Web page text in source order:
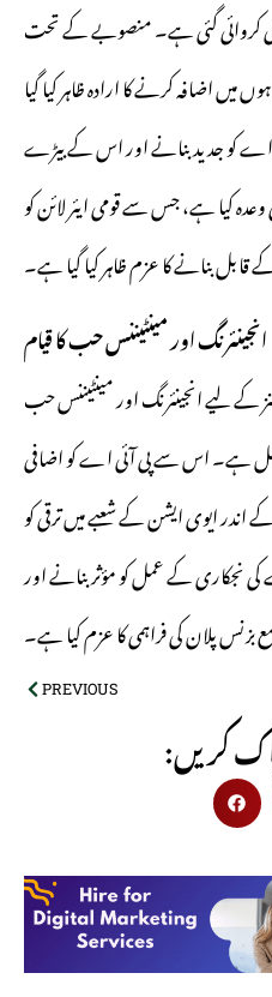
بھی کروائی گئی ہے۔ منصوبے کے تحت
تک تنخواہوں میں اضافہ کرنے کا ارادہ ظاہر کیا گیا
کو جدید بنانے اور اس کے بیڑے
کیا ہے، جس سے قومی ایئر لائن کو
قابل بنانے کا عزم ظاہر کیا گیا ہے۔
انجینئرنگ اور مینٹیننس حب کا قیام
کے لیے انجینئرنگ اور مینٹیننس حب
ہے۔ اس سے پی آئی اے کو اضافی
اندر ایوی ایشن کے شعبے میں ترقی کو
کے عمل کو مؤثر بنانے اور
پلان کی فراہمی کا عزم کیا ہے۔
PREVIOUS
کریں